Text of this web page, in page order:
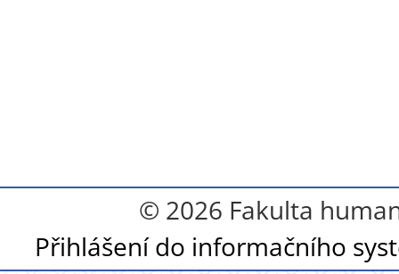
© 2026 Fakulta
Přihlášení do informačního